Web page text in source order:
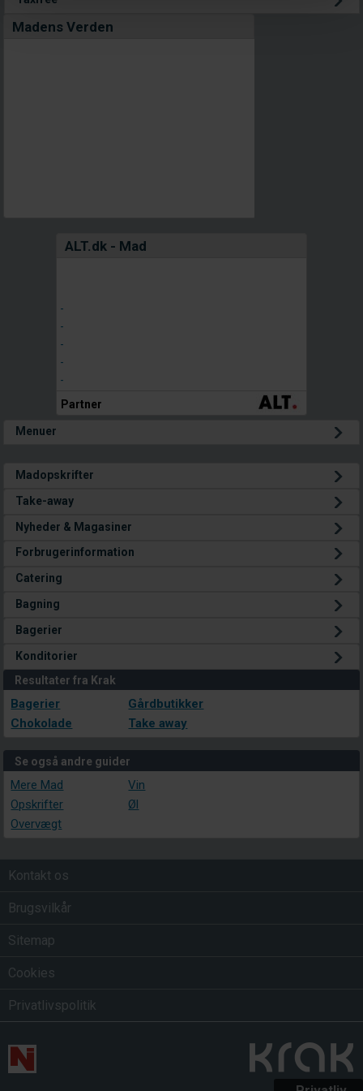
Menuer
Madopskrifter
Take-away
Nyheder & Magasiner
Forbrugerinformation
Catering
Bagning
Bagerier
Konditorier
Resultater fra Krak
Bagerier
Chokolade
Gårdbutikker
Take away
Se også andre guider
Mere Mad
Opskrifter
Overvægt
Vin
Øl
Kontakt os
Brugsvilkår
Sitemap
Cookies
Privatlivspolitik